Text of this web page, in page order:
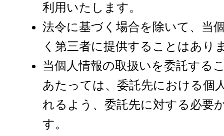
利用いたします。
法令に基づく場合を除いて、当
く第三者に提供することはあり
当個人情報の取扱いを委託する
あたっては、委託先における個
れるよう、委託先に対する必要
す。